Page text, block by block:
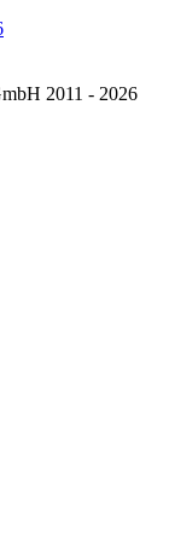
2011 - 2026